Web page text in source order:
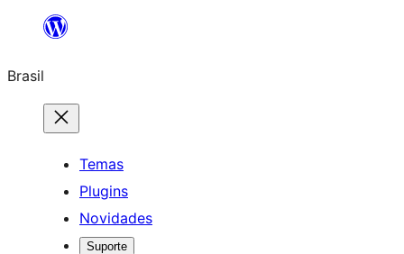
o
conteúdo
Brasil
Temas
Plugins
Novidades
Suporte